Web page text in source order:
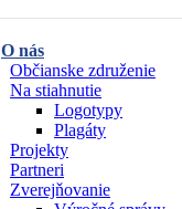
O nás
Občianske združenie
Na stiahnutie
Logotypy
Plagáty
Projekty
Partneri
Zverejňovanie